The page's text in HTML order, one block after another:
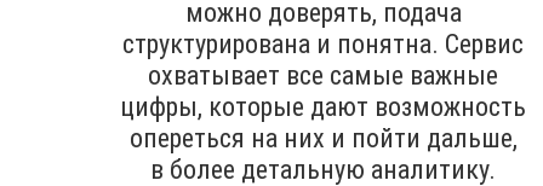
можно доверять, подача
структурирована и понятна. Сервис
охватывает все самые важные
цифры, которые дают возможность
опереться на них и пойти дальше,
в более детальную аналитику.